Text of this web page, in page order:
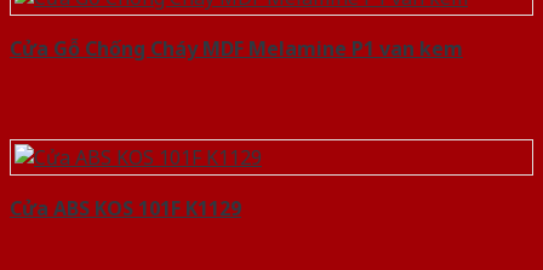
Cửa Gỗ Chống Cháy MDF Melamine P1 van kem
Cửa ABS KOS 101F K1129